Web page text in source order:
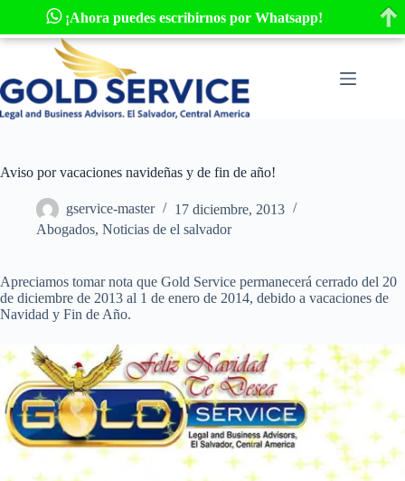
Saltar
contenido
Aviso por vacaciones navideñas y de fin de año!
gservice-master
17 diciembre, 2013
Abogados, Noticias de el salvador
Apreciamos tomar nota que Gold Service permanecerá cerrado del 20
de diciembre de 2013 al 1 de enero de 2014, debido a vacaciones de
Navidad y Fin de Año.
¡Ahora puedes escribirnos por Whatsapp!